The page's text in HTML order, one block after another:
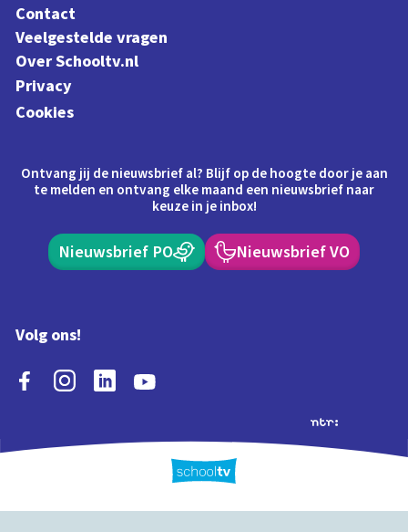
Contact
Veelgestelde vragen
Over Schooltv.nl
Privacy
Cookies
Ontvang jij de nieuwsbrief al? Blijf op de hoogte door je aan
te melden en ontvang elke maand een nieuwsbrief naar
keuze in je inbox!
Nieuwsbrief PO Nieuwsbrief VO
Volg ons!